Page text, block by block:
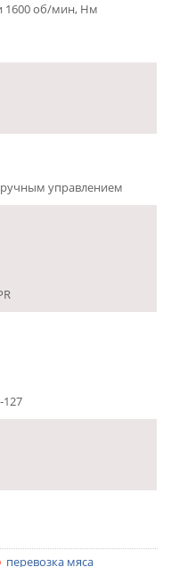
1600 об/мин, Нм
управлением
127
перевозка мяса